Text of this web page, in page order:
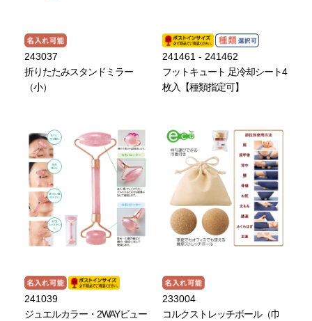
243037
折りたたみスタンドミラー
（小）
241461 - 241462
フットキュート 足冷却シート4
枚入【種類指定可】
241039
ジュエルカラー・2WAYビュー
233004
コルクストレッチボール（巾